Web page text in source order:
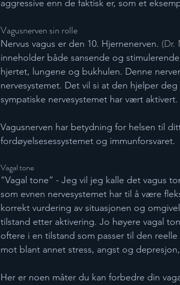
aggressive enn de faktisk er, som et
Vagusnerven sin rolle
Nervus vagus er den 10. Hjernenerven. ​ (Dr.
inneholder både sansende og
hjertet, lungene og bukhulen. Denne
nervesystemet. Det vil si at den hjelper
sympatiske nervesystemet har vært aktivert.
Vagusnerven har betydning for helsen til
fordøyelsesessystemet og immunforsvaret.
Vagal tone
“Vagal tone” - Jeg vil jeg kalle det vagus
som evnen nervesystemet har til å være
korrekt vurdering av situasjonen og
tilstand etter aktivering. Jo høyere vagal
oftere i en tilstand som passer til den
mot blant annet stress, angst og
Her er noen måter du kan forbedre din vagal